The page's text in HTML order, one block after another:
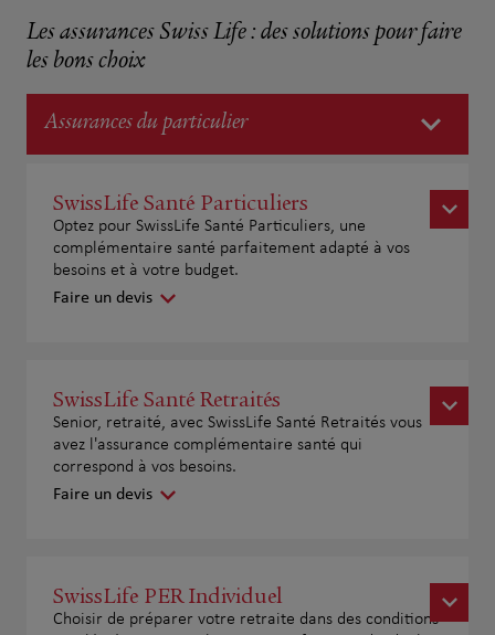
Les assurances Swiss Life : des solutions pour faire
les bons choix
Assurances du particulier
SwissLife Santé Particuliers
Optez pour SwissLife Santé Particuliers, une
complémentaire santé parfaitement adapté à vos
besoins et à votre budget.
Faire un devis
SwissLife Santé Retraités
Senior, retraité, avec SwissLife Santé Retraités vous
avez l'assurance complémentaire santé qui
correspond à vos besoins.
Faire un devis
SwissLife PER Individuel
Choisir de préparer votre retraite dans des conditions